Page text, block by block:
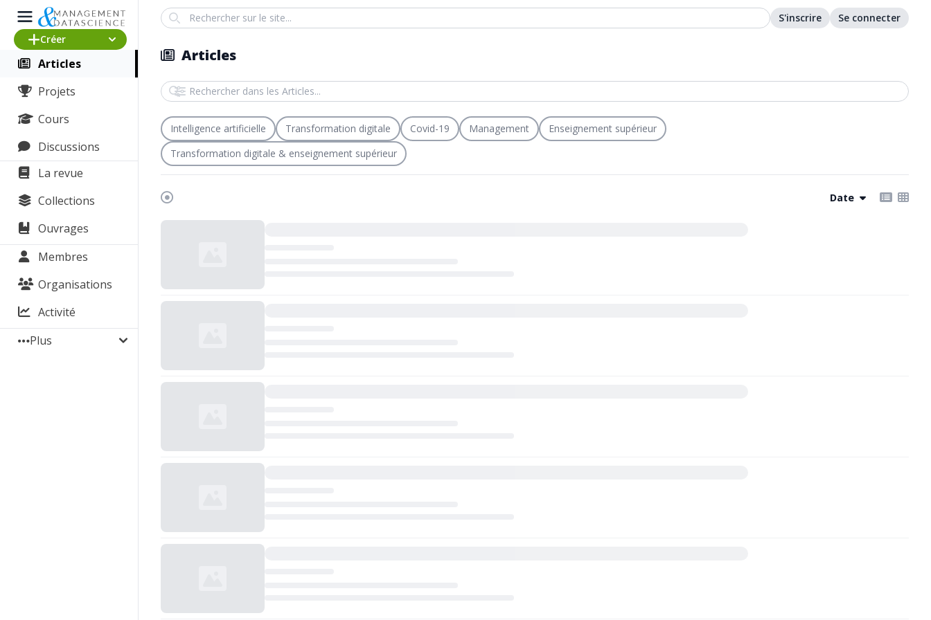
Créer
Articles
Projets
Cours
Discussions
La revue
Collections
Ouvrages
Membres
Organisations
Activité
Plus
Search S'inscrire Se connecter
Articles
Rechercher dans les Articles
Intelligence artificielle Transformation digitale Covid-19 Management
Enseignement supérieur
Transformation digitale & enseignement supérieur
Date
Chargement...
Chargement...
Chargement...
Chargement...
Chargement...